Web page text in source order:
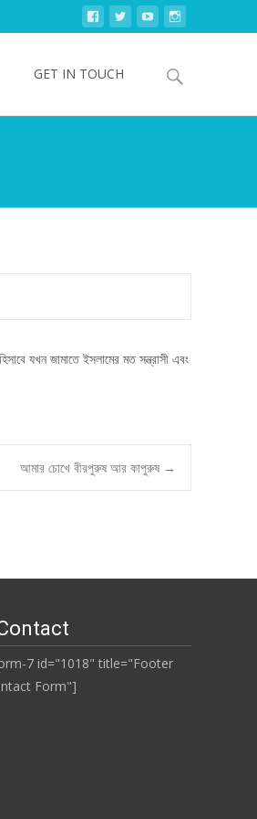
GET IN TOUCH
Search
যখন জামাতে ইসলামের মত সন্ত্রাসী এবং
আমার চোখে বীরপুরুষ আর কাপুরুষ →
7 id="1018" title="Footer
Form"]